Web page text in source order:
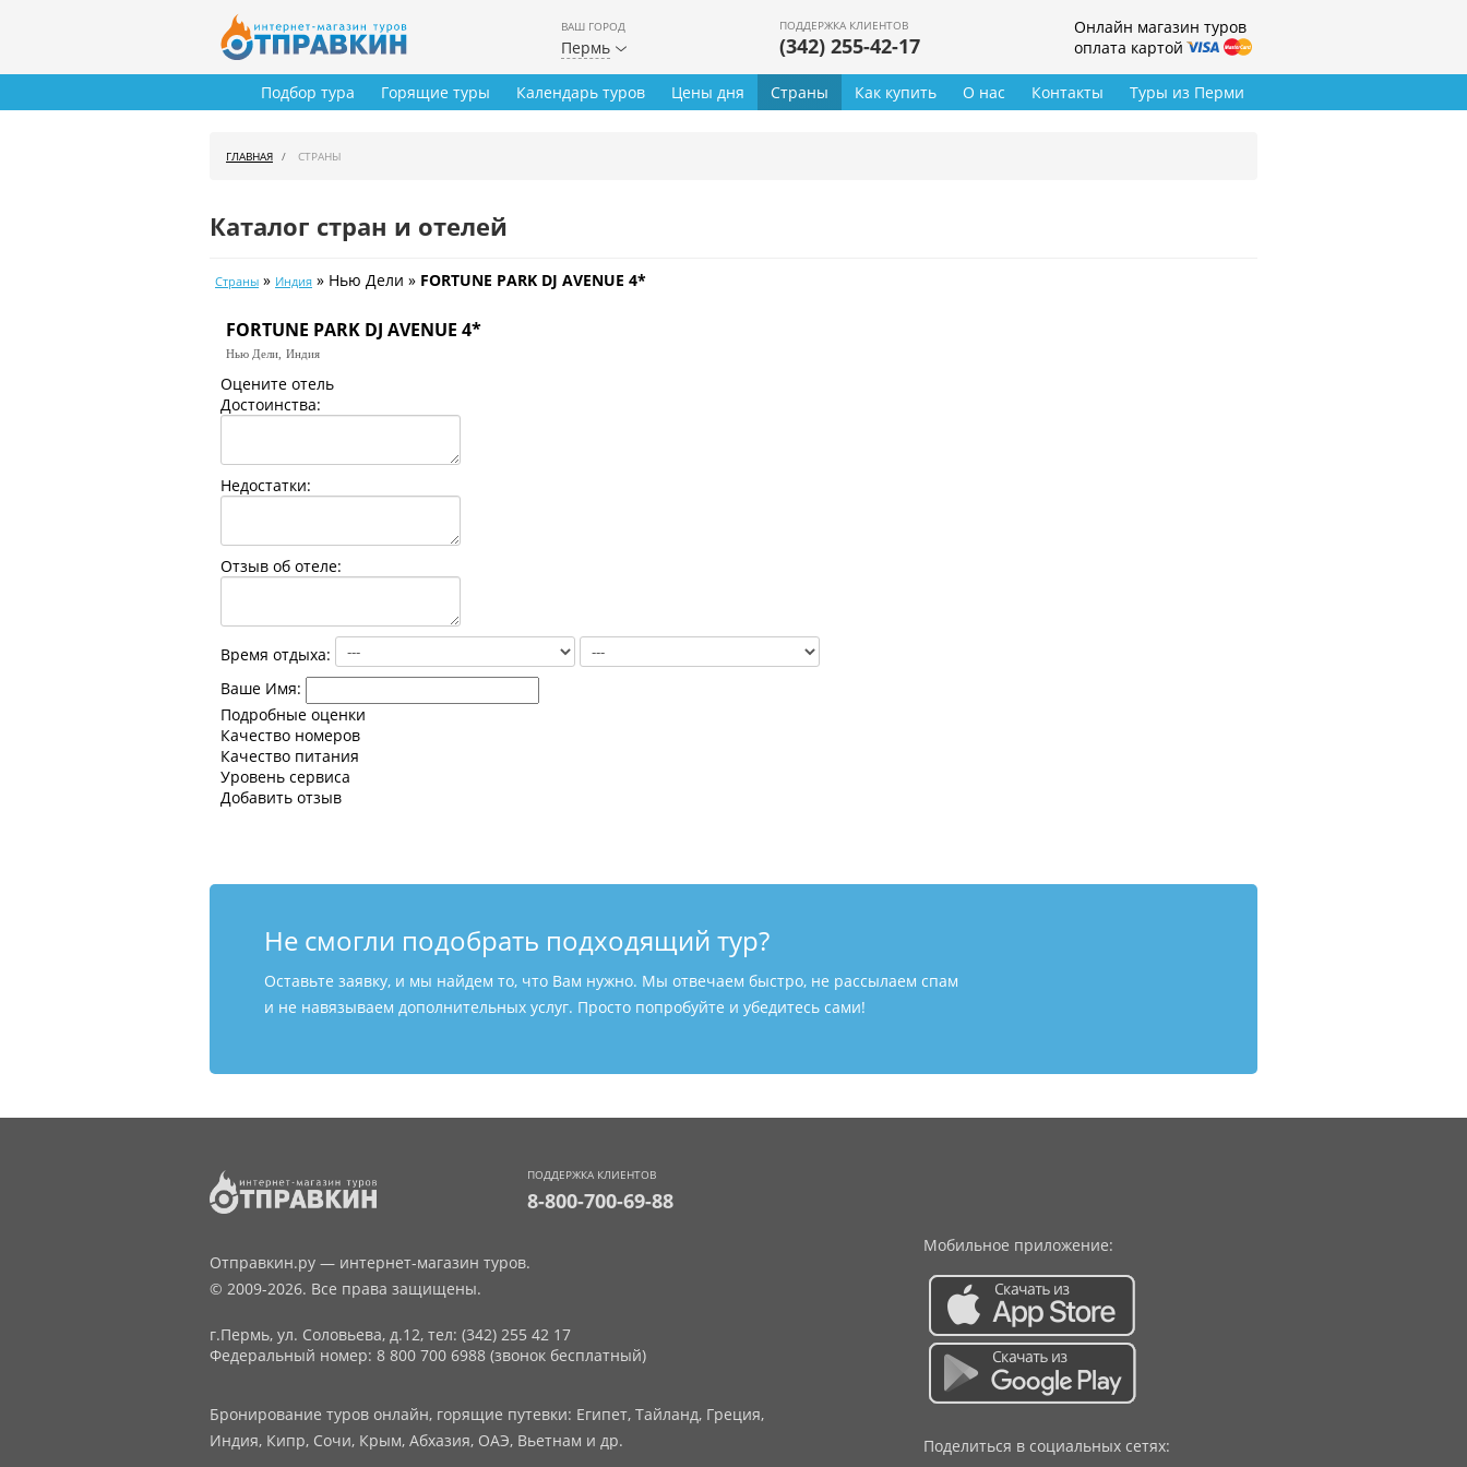
ВАШ ГОРОД
Пермь
ПОДДЕРЖКА КЛИЕНТОВ
(342) 255-42-17
Онлайн магазин туров
оплата картой
Туры из Перми
Подбор тура Горящие туры Календарь туров Цены дня Страны Как купить О нас Контакты
ГЛАВНАЯ СТРАНЫ
Каталог стран и отелей
Страны » Индия » Нью Дели » FORTUNE PARK DJ AVENUE 4*
FORTUNE PARK DJ AVENUE 4*
Нью Дели, Индия
Оцените отель
Достоинства:
Недостатки:
Отзыв об отеле:
Время отдыха:
Ваше Имя:
Подробные оценки
Качество номеров
Качество питания
Уровень сервиса
Добавить отзыв
Не смогли подобрать подходящий тур?
Оставьте заявку, и мы найдем то, что Вам нужно. Мы отвечаем быстро, не рассылаем спам
и не навязываем дополнительных услуг. Просто попробуйте и убедитесь сами!
ПОДДЕРЖКА КЛИЕНТОВ
8-800-700-69-88
Отправкин.ру — интернет-магазин туров.
© 2009-2026. Все права защищены.
г.Пермь, ул. Соловьева, д.12, тел: (342) 255 42 17
Федеральный номер: 8 800 700 6988 (звонок бесплатный)
Бронирование туров онлайн, горящие путевки: Египет, Тайланд, Греция,
Индия, Кипр, Сочи, Крым, Абхазия, ОАЭ, Вьетнам и др.
Мобильное приложение:
Поделиться в социальных сетях: